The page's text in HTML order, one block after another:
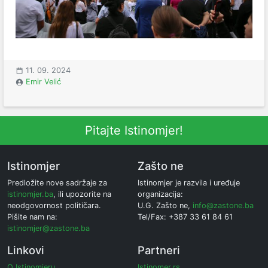
11. 09. 2024
Emir Velić
Pitajte Istinomjer!
Istinomjer
Predložite nove sadržaje za
istinomjer.ba, ili upozorite na
neodgovornost političara.
Pišite nam na:
istinomjer@zastone.ba
Zašto ne
Istinomjer je razvila i uređuje
organizacija:
U.G. Zašto ne, info@zastone.ba
Tel/Fax: +387 33 61 84 61
Linkovi Partneri